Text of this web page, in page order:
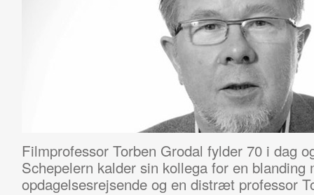
Filmprofessor Torben Grodal fylder 70 i dag
Schepelern kalder sin kollega for en blanding
opdagelsesrejsende og en distræt professor